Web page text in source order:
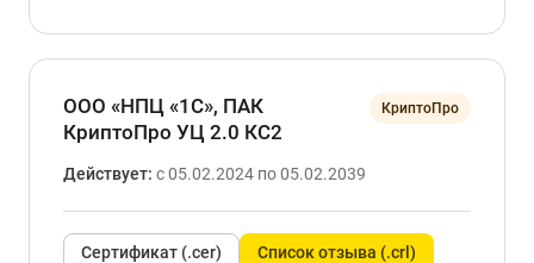
ООО «НПЦ «1С», ПАК
КриптоПро УЦ 2.0 КС2
КриптоПро
Действует: с 05.02.2024 по 05.02.2039
Сертификат (.cer) Список отзыва (.crl)